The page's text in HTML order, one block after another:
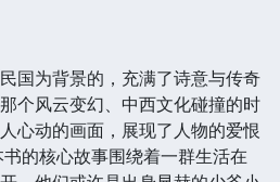
国为背景的，充满了诗意与传奇
个风云变幻、中西文化碰撞的时
心动的画面，展现了人物的爱恨
的核心故事围绕着一群生活在